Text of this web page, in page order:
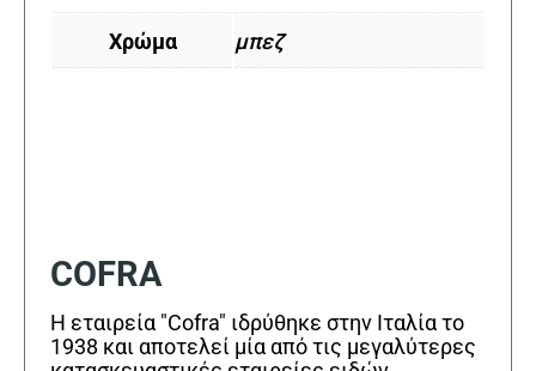
Χρώμα μπεζ
COFRA
Η εταιρεία "Cofra" ιδρύθηκε στην Ιταλία το
1938 και αποτελεί μία από τις μεγαλύτερες